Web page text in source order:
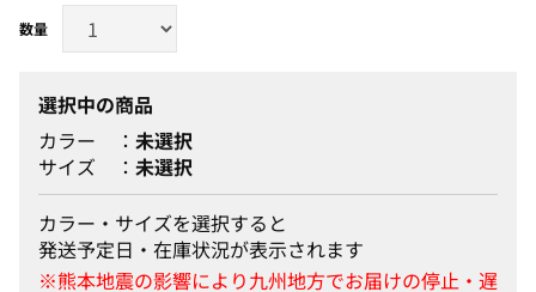
選択中の商品
カラー
未選択
サイズ
未選択
カラー・サイズを選択すると
発送予定日・在庫状況が表示されます